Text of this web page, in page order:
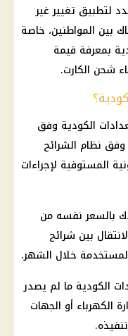
لتطبيق تغيير غير
بين المواطنين، خاصة
بمعرفة قيمة
شحن الكارت.
الكودية وفق
نظام الشرائح
المستوفية لإجراءات
بالسعر نفسه من
بين شرائح
خلال الشهر.
الكودية ما لم يصدر
الكهرباء أو الجهات